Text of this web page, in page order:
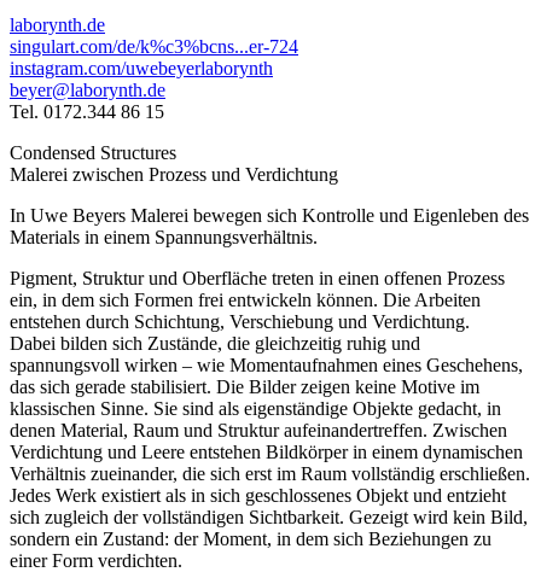
laborynth.de
singulart.com/de/k%c3%bcns...er-724
instagram.com/uwebeyerlaborynth
beyer@laborynth.de
Tel. 0172.344 86 15
Condensed Structures
Malerei zwischen Prozess und Verdichtung
In Uwe Beyers Malerei bewegen sich Kontrolle und Eigenleben des
Materials in einem Spannungsverhältnis.
Pigment, Struktur und Oberfläche treten in einen offenen Prozess
ein, in dem sich Formen frei entwickeln können. Die Arbeiten
entstehen durch Schichtung, Verschiebung und Verdichtung.
Dabei bilden sich Zustände, die gleichzeitig ruhig und
spannungsvoll wirken – wie Momentaufnahmen eines Geschehens,
das sich gerade stabilisiert. Die Bilder zeigen keine Motive im
klassischen Sinne. Sie sind als eigenständige Objekte gedacht, in
denen Material, Raum und Struktur aufeinandertreffen. Zwischen
Verdichtung und Leere entstehen Bildkörper in einem dynamischen
Verhältnis zueinander, die sich erst im Raum vollständig erschließen.
Jedes Werk existiert als in sich geschlossenes Objekt und entzieht
sich zugleich der vollständigen Sichtbarkeit. Gezeigt wird kein Bild,
sondern ein Zustand: der Moment, in dem sich Beziehungen zu
einer Form verdichten.